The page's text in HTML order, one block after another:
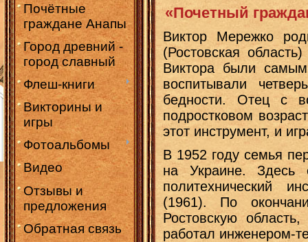
Почётные
граждане Анапы
Город древний -
город славный
Флеш-книги
Викторины и
игры
Фотоальбомы
Видео
Отзывы и
предложения
Обратная связь
«Почетный
Виктор Мережко
(Ростовская
Виктора были
воспитывали
бедности. Отец с
подростковом
этот инструмент, и
В 1952 году семья
на Украине. Здесь
политехнический
(1961). По
Ростовскую
работал инженером-